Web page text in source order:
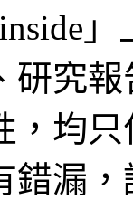
研究
，均
錯漏